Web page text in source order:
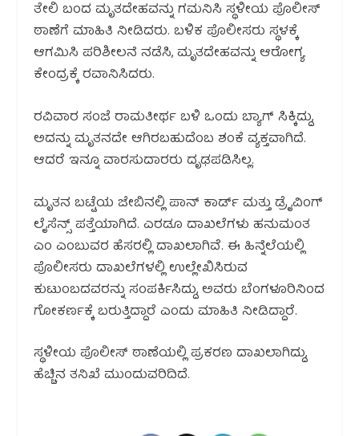
ತೇಲಿ ಬಂದ ಮೃತದೇಹವನ್ನು ಗಮನಿಸಿ ಸ್ಥಳೀಯ ಪೊಲೀಸ್
ಠಾಣೆಗೆ ಮಾಹಿತಿ ನೀಡಿದರು. ಬಳಿಕ ಪೊಲೀಸರು ಸ್ಥಳಕ್ಕೆ
ಆಗಮಿಸಿ ಪರಿಶೀಲನೆ ನಡೆಸಿ, ಮೃತದೇಹವನ್ನು ಆರೋಗ್ಯ
ಕೇಂದ್ರಕ್ಕೆ ರವಾನಿಸಿದರು.
ರವಿವಾರ ಸಂಜೆ ರಾಮತೀರ್ಥ ಬಳಿ ಒಂದು ಬ್ಯಾಗ್ ಸಿಕ್ಕಿದ್ದು,
ಅದನ್ನು ಮೃತನದೇ ಆಗಿರಬಹುದೆಂಬ ಶಂಕೆ ವ್ಯಕ್ತವಾಗಿದೆ.
ಆದರೆ ಇನ್ನೂ ವಾರಸುದಾರರು ದೃಢಪಡಿಸಿಲ್ಲ.
ಮೃತನ ಬಟ್ಟೆಯ ಜೇಬಿನಲ್ಲಿ ಪಾನ್ ಕಾರ್ಡ್ ಮತ್ತು ಡ್ರೈವಿಂಗ್
ಲೈಸೆನ್ಸ್ ಪತ್ತೆಯಾಗಿದೆ. ಎರಡೂ ದಾಖಲೆಗಳು ಹನುಮಂತ
ಎಂ ಎಂಬುವರ ಹೆಸರಲ್ಲಿ ದಾಖಲಾಗಿವೆ. ಈ ಹಿನ್ನೆಲೆಯಲ್ಲಿ
ಪೊಲೀಸರು ದಾಖಲೆಗಳಲ್ಲಿ ಉಲ್ಲೇಖಿಸಿರುವ
ಕುಟುಂಬದವರನ್ನು ಸಂಪರ್ಕಿಸಿದ್ದು, ಅವರು ಬೆಂಗಳೂರಿನಿಂದ
ಗೋಕರ್ಣಕ್ಕೆ ಬರುತ್ತಿದ್ದಾರೆ ಎಂದು ಮಾಹಿತಿ ನೀಡಿದ್ದಾರೆ.
ಸ್ಥಳೀಯ ಪೊಲೀಸ್ ಠಾಣೆಯಲ್ಲಿ ಪ್ರಕರಣ ದಾಖಲಾಗಿದ್ದು,
ಹೆಚ್ಚಿನ ತನಿಖೆ ಮುಂದುವರಿದಿದೆ.